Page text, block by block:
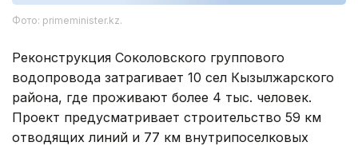
Фото: primeminister.kz.
Реконструкция Соколовского группового
водопровода затрагивает 10 сел Кызылжарского
района, где проживают более 4 тыс. человек.
Проект предусматривает строительство 59 км
отводящих линий и 77 км внутрипоселковых